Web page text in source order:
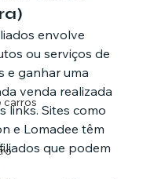
carros
envolve
ou serviços de
e ganhar uma
venda realizada
links. Sites como
e Lomadee têm
que podem